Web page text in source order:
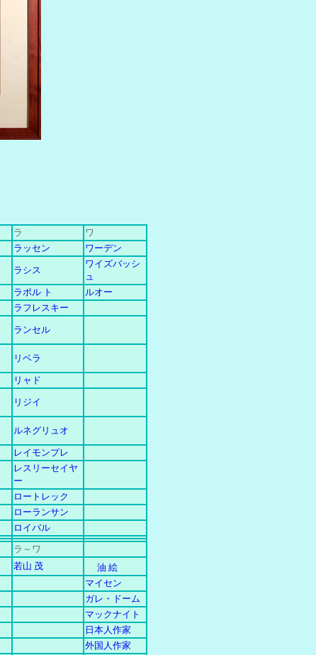
ラ
ワ
ラッセン ワーデン
ラシス
ワイズバッシ
ュ
ラポル ト
ルオー
ラフレスキー
ランセル
リベラ
リャド
リジイ
ルネグリュオ
レイモンプレ
レスリーセイヤ
ー
ロートレック
ローランサン
ロイバル
ラ～ワ
若山 茂
油 絵
マイセン
ガレ・ドーム
マックナイト
日本人作家
外国人作家